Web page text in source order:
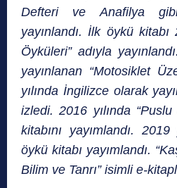
Defteri ve Anafilya
yayınlandı. İlk öykü kitabı
Öyküleri” adıyla
yayınlanan “Motosiklet
yılında İngilizce olarak
izledi. 2016 yılında
kitabını yayımlandı. 2019
öykü kitabı yayımlandı.
Bilim ve Tanrı” isimli e-